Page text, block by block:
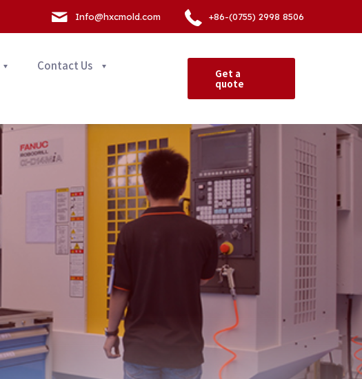
Info@hxcmold.com +86-(0755) 2998 8506
Contact Us
Get a
quote